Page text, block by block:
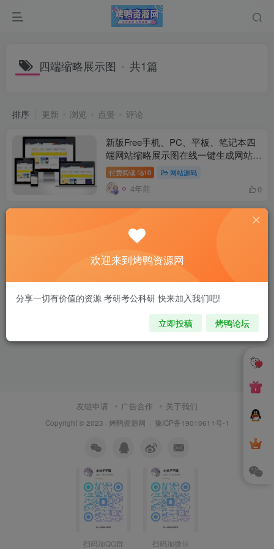
四端缩略展示图 共1篇
排序 更新 浏览 点赞 评论
新版Free手机、PC、平板、笔记本四
端网站缩略展示图在线一键生成网站源
码
付费阅读 10 网站源码
4年前 0
友链申请 广告合作 关于我们
Copyright © 2023 · 烤鸭资源网 · 豫ICP备19010611号-1
扫码加QQ群 扫码加微信
欢迎来到烤鸭资源网
分享一切有价值的资源 考研考公科研 快来加入我们吧!
立即投稿 烤鸭论坛